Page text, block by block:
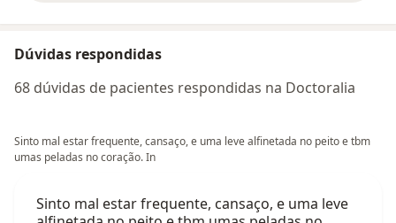
Dúvidas respondidas
68 dúvidas de pacientes respondidas na Doctoralia
Sinto mal estar frequente, cansaço, e uma leve alfinetada no peito e tbm
umas peladas no coração. In
Sinto mal estar frequente, cansaço, e uma leve